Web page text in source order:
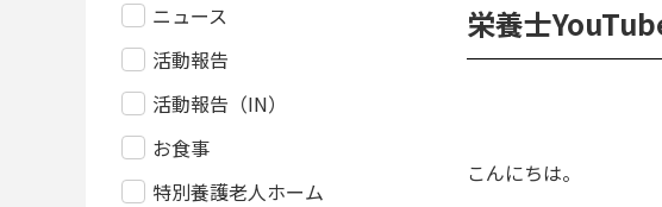
栄養士
こんにちは。
ニュース
活動報告
活動報告（IN）
お食事
特別養護老人ホーム